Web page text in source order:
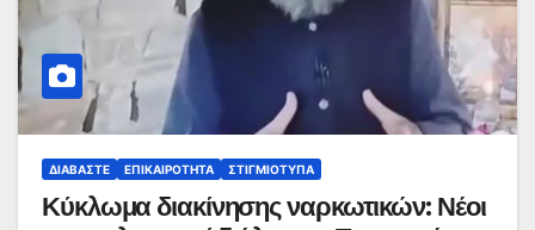
ΔΙΑΒΆΣΤΕ ΕΠΙΚΑΙΡΌΤΗΤΑ ΣΤΙΓΜΙΌΤΥΠΑ
Κύκλωμα διακίνησης ναρκωτικών: Νέοι